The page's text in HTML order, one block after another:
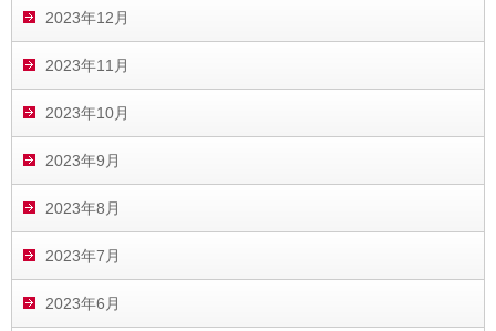
2023年12月
2023年11月
2023年10月
2023年9月
2023年8月
2023年7月
2023年6月